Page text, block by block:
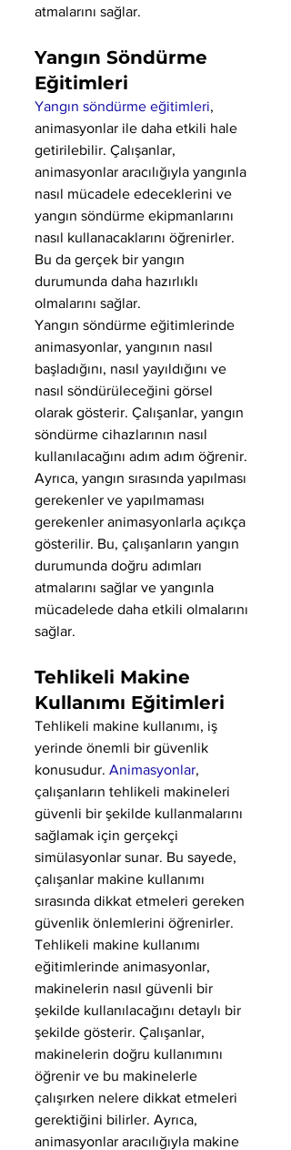
atmalarını sağlar.
Yangın Söndürme
Eğitimleri
Yangın söndürme eğitimleri,
animasyonlar ile daha etkili hale
getirilebilir. Çalışanlar,
animasyonlar aracılığıyla yangınla
nasıl mücadele edeceklerini ve
yangın söndürme ekipmanlarını
nasıl kullanacaklarını öğrenirler.
Bu da gerçek bir yangın
durumunda daha hazırlıklı
olmalarını sağlar.
Yangın söndürme eğitimlerinde
animasyonlar, yangının nasıl
başladığını, nasıl yayıldığını ve
nasıl söndürüleceğini görsel
olarak gösterir. Çalışanlar, yangın
söndürme cihazlarının nasıl
kullanılacağını adım adım öğrenir.
Ayrıca, yangın sırasında yapılması
gerekenler ve yapılmaması
gerekenler animasyonlarla açıkça
gösterilir. Bu, çalışanların yangın
durumunda doğru adımları
atmalarını sağlar ve yangınla
mücadelede daha etkili olmalarını
sağlar.
Tehlikeli Makine
Kullanımı Eğitimleri
Tehlikeli makine kullanımı, iş
yerinde önemli bir güvenlik
konusudur. Animasyonlar,
çalışanların tehlikeli makineleri
güvenli bir şekilde kullanmalarını
sağlamak için gerçekçi
simülasyonlar sunar. Bu sayede,
çalışanlar makine kullanımı
sırasında dikkat etmeleri gereken
güvenlik önlemlerini öğrenirler.
Tehlikeli makine kullanımı
eğitimlerinde animasyonlar,
makinelerin nasıl güvenli bir
şekilde kullanılacağını detaylı bir
şekilde gösterir. Çalışanlar,
makinelerin doğru kullanımını
öğrenir ve bu makinelerle
çalışırken nelere dikkat etmeleri
gerektiğini bilirler. Ayrıca,
animasyonlar aracılığıyla makine